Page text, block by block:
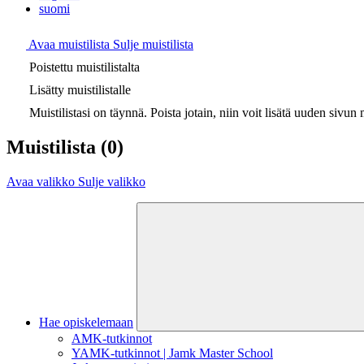
suomi
Avaa muistilista Sulje muistilista
Poistettu muistilistalta
Lisätty muistilistalle
Muistilistasi on täynnä. Poista jotain, niin voit lisätä uuden sivun
Muistilista (0)
Avaa valikko Sulje valikko
Hae opiskelemaan
AMK-tutkinnot
YAMK-tutkinnot | Jamk Master School